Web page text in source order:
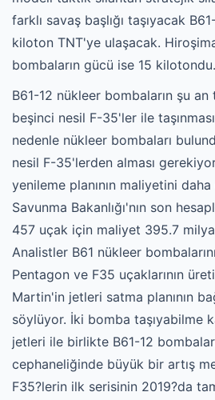
farklı savaş başlığı taşıyacak
kiloton TNT'ye ulaşacak.
bombaların gücü ise 15 kilotondu.
B61-12 nükleer bombaların şu
beşinci nesil F-35'ler ile
nedenle nükleer bombaları
nesil F-35'lerden alması
yenileme planının maliyetini
Savunma Bakanlığı'nın son
457 uçak için maliyet 395.7
Analistler B61 nükleer
Pentagon ve F35 uçaklarının
Martin'in jetleri satma planının
söylüyor. İki bomba taşıyabilme
jetleri ile birlikte B61-12
cephaneliğinde büyük bir artış
F35?lerin ilk serisinin 2019?da